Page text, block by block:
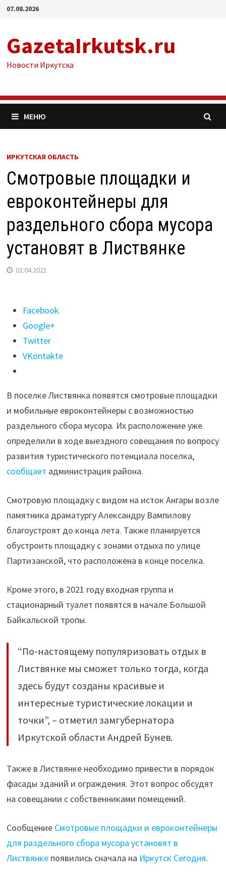
Перейти
07.08.2026
GazetaIrkutsk.ru
Новости Иркутска
МЕНЮ
ИРКУТСКАЯ ОБЛАСТЬ
Смотровые площадки и
евроконтейнеры для
раздельного сбора мусора
установят в Листвянке
02.04.2021
Поделиться
"Смотровые
площадки
евроконтейнеры
раздельного
сбора
мусора
установят
в
Листвянке"
Facebook
Google+
Twitter
VKontakte
В поселке Листвянка появятся смотровые площадки
и мобильные евроконтейнеры с возможностью
раздельного сбора мусора. Их расположение уже
определили в ходе выездного совещания по вопросу
развития туристического потенциала поселка,
сообщает администрация района.
Смотровую площадку с видом на исток Ангары возле
памятника драматургу Александру Вампилову
благоустроят до конца лета. Также планируется
обустроить площадку с зонами отдыха по улице
Партизанской, что расположена в конце поселка.
Кроме этого, в 2021 году входная группа и
стационарный туалет появятся в начале Большой
Байкальской тропы.
“По-настоящему популяризовать отдых в
Листвянке мы сможет только тогда, когда
здесь будут созданы красивые и
интересные туристические локации и
точки”, – отметил замгубернатора
Иркутской области Андрей Бунев.
Также в Листвянке необходимо привести в порядок
фасады зданий и ограждения. Этот вопрос обсудят
на совещании с собственниками помещений.
Сообщение Смотровые площадки и евроконтейнеры
для раздельного сбора мусора установят в
Листвянкепоявились сначала на Иркутск Сегодня.